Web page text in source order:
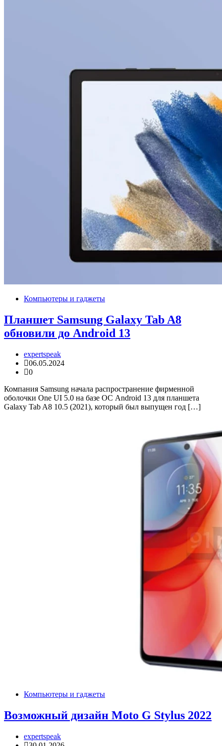
Компьютеры и гаджеты
Планшет Samsung Galaxy Tab A8
обновили до Android 13
expertspeak
06.05.2024
0
Компания Samsung начала распространение фирменной
оболочки One UI 5.0 на базе ОС Android 13 для планшета
Galaxy Tab A8 10.5 (2021), который был выпущен год […]
Компьютеры и гаджеты
Возможный дизайн Moto G Stylus 2022
expertspeak